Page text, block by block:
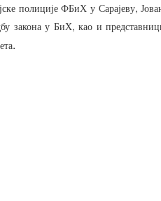
полиције ФБиХ у Сарајеву,
закона у БиХ,као и
.